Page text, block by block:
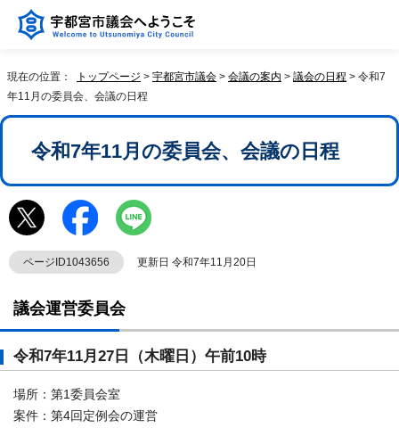
現在の位置： トップページ > 宇都宮市議会 > 会議の案内 > 議会の日程 > 令和7
年11月の委員会、会議の日程
令和7年11月の委員会、会議の日程
ページID1043656 更新日 令和7年11月20日
議会運営委員会
令和7年11月27日（木曜日）午前10時
場所：第1委員会室
案件：第4回定例会の運営